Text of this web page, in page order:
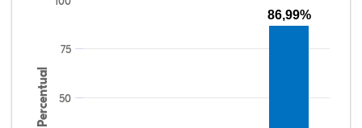
Percentual 50
75
86,99%